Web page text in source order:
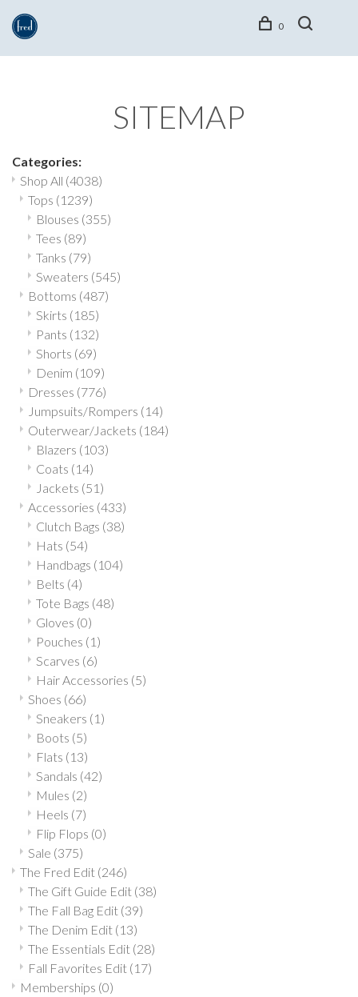
0
SITEMAP
Categories:
Shop All (4038)
Tops (1239)
Blouses (355)
Tees (89)
Tanks (79)
Sweaters (545)
Bottoms (487)
Skirts (185)
Pants (132)
Shorts (69)
Denim (109)
Dresses (776)
Jumpsuits/Rompers (14)
Outerwear/Jackets (184)
Blazers (103)
Coats (14)
Jackets (51)
Accessories (433)
Clutch Bags (38)
Hats (54)
Handbags (104)
Belts (4)
Tote Bags (48)
Gloves (0)
Pouches (1)
Scarves (6)
Hair Accessories (5)
Shoes (66)
Sneakers (1)
Boots (5)
Flats (13)
Sandals (42)
Mules (2)
Heels (7)
Flip Flops (0)
Sale (375)
The Fred Edit (246)
The Gift Guide Edit (38)
The Fall Bag Edit (39)
The Denim Edit (13)
The Essentials Edit (28)
Fall Favorites Edit (17)
Memberships (0)